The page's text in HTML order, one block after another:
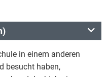
in einem anderen
besucht haben,